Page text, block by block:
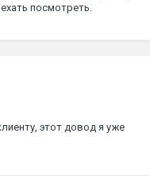
посмотреть.
этот довод я уже